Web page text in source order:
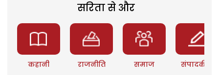
सरिता से और
कहानी राजनीति समाज संपादकीय